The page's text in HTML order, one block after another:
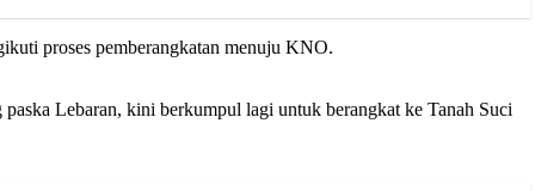
proses pemberangkatan menuju KNO.
Lebaran, kini berkumpul lagi untuk berangkat ke Tanah Suci